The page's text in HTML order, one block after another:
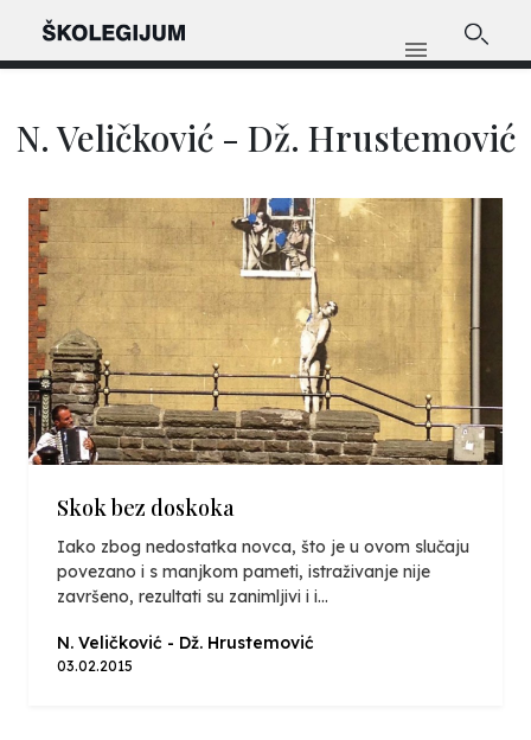
N. Veličković - Dž. Hrustemović
Skok bez doskoka
Iako zbog nedostatka novca, što je u ovom slučaju
povezano i s manjkom pameti, istraživanje nije
završeno, rezultati su zanimljivi i i...
N. Veličković - Dž. Hrustemović
03.02.2015